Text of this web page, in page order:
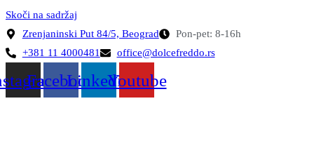
Skoči na sadržaj
Zrenjaninski Put 84/5, Beograd
Pon-pet: 8-16h
+381 11 4000481
office@dolcefreddo.rs
FacebookLinkedinYoutube